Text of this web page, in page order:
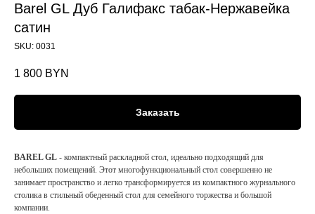
Barel GL Дуб Галифакс табак-Нержавейка
сатин
SKU: 0031
1 800 BYN
Заказать
BAREL GL - компактный раскладной стол, идеально подходящий для
небольших помещений. Этот многофункциональный стол совершенно не
занимает пространство и легко трансформируется из компактного журнального
столика в стильный обеденный стол для семейного торжества и большой
компании.